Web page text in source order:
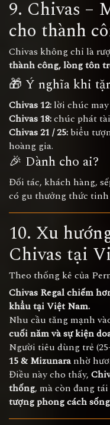
9. Chivas –
cho thành
Chivas không chỉ là
thành công, lòng tôn
🎁 Ý nghĩa khi
Chivas 12: lời chúc
Chivas 18:chúc phát
Chivas 21 / 25: biểu
hoàng gia.
🎉 Dành cho ai?
Đối tác, khách hàng,
có gu thưởng thức tinh
10. Xu
Chivas tại
Theo thống kê của
Chivas Regal chiếm
khẩu tại Việt Nam.
Nhu cầu tăng mạnh
cuối năm và sự kiện
Người tiêu dùng trẻ
15 & Mizunaranhờ
Điều này cho thấy,
thống, mà còn đang
tượng phong cách